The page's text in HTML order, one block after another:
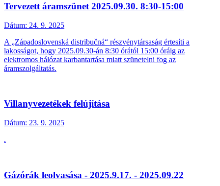
Tervezett áramszünet 2025.09.30. 8:30-15:00
Dátum: 24. 9. 2025
A „Západoslovenská distribučná“ részvénytársaság értesíti a
lakosságot, hogy 2025.09.30-án 8:30 órától 15:00 óráig az
elektromos hálózat karbantartása miatt szünetelni fog az
áramszolgáltatás.
Villanyvezetékek felújítása
Dátum: 23. 9. 2025
.
Gázórák leolvasása - 2025.9.17. - 2025.09.22